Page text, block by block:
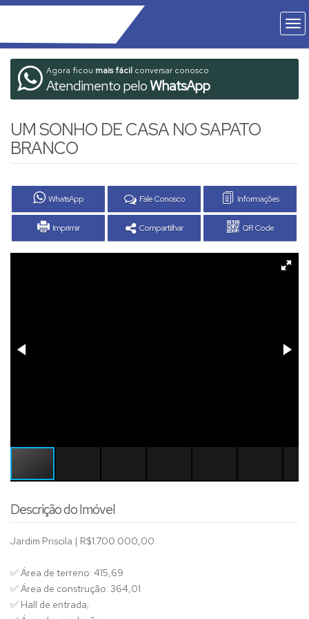
Agora ficou mais fácil conversar conosco
Atendimento peloWhatsApp
UM SONHO DE CASA NO SAPATO
BRANCO
WhatsApp Fale Conosco Informações
Imprimir Compartilhar QR Code
Descrição do Imóvel
Jardim Priscila | R$1.700.000,00
✅ Área de terreno: 415,69
✅ Área de construção: 364,01
✅ Hall de entrada;